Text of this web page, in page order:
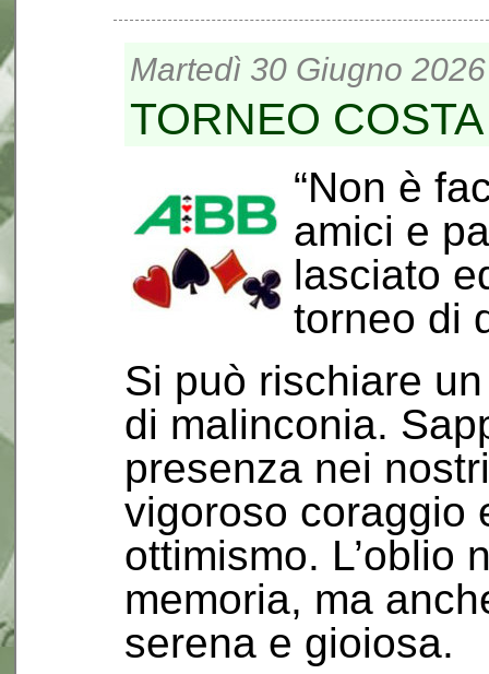
Martedì 30 Giugno
TORNEO COSTA
“Non è
amici e
lasciato
torneo di
Si può rischiare
di malinconia.
presenza nei
vigoroso coraggio
ottimismo. L’oblio
memoria, ma
serena e gioiosa.